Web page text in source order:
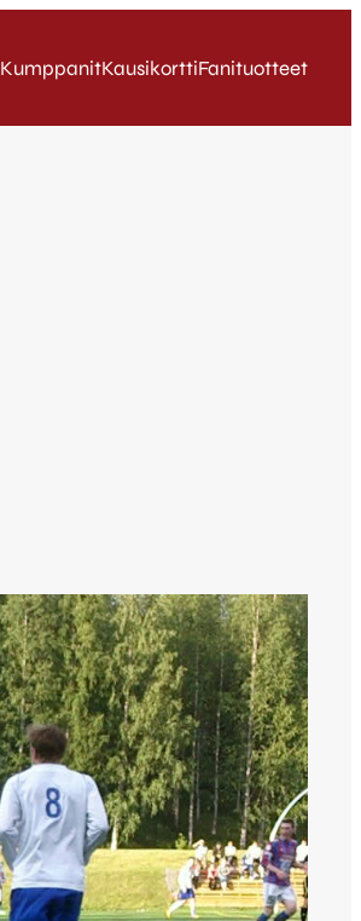
KumppanitKausikorttiFanituotteet